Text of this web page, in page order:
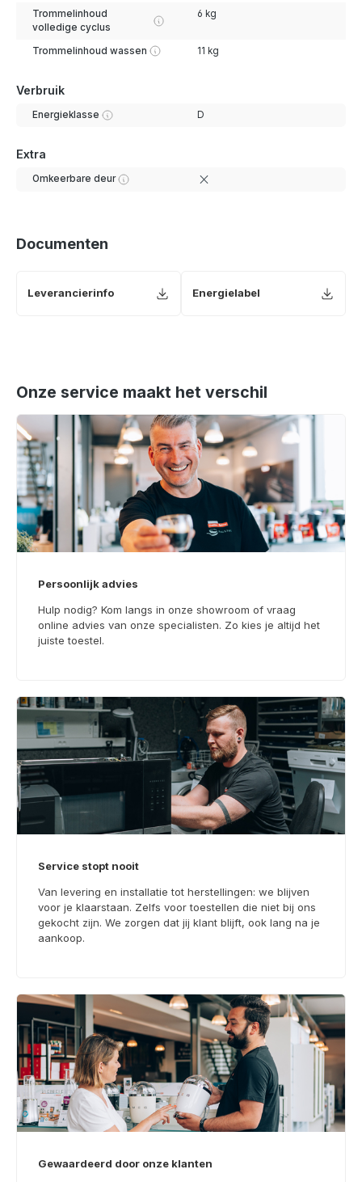
Trommelinhoud
volledige cyclus
6 kg
Trommelinhoud wassen 11 kg
Verbruik
Energieklasse D
Extra
Omkeerbare deur
Documenten
Leverancierinfo Energielabel
Onze service maakt het verschil
Persoonlijk advies
Hulp nodig? Kom langs in onze showroom of vraag
online advies van onze specialisten. Zo kies je altijd het
juiste toestel.
Service stopt nooit
Van levering en installatie tot herstellingen: we blijven
voor je klaarstaan. Zelfs voor toestellen die niet bij ons
gekocht zijn. We zorgen dat jij klant blijft, ook lang na je
aankoop.
Gewaardeerd door onze klanten